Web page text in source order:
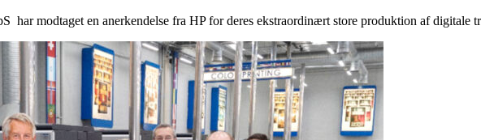
har modtaget en anerkendelse fra HP for deres ekstraordinært store produktion af digitale